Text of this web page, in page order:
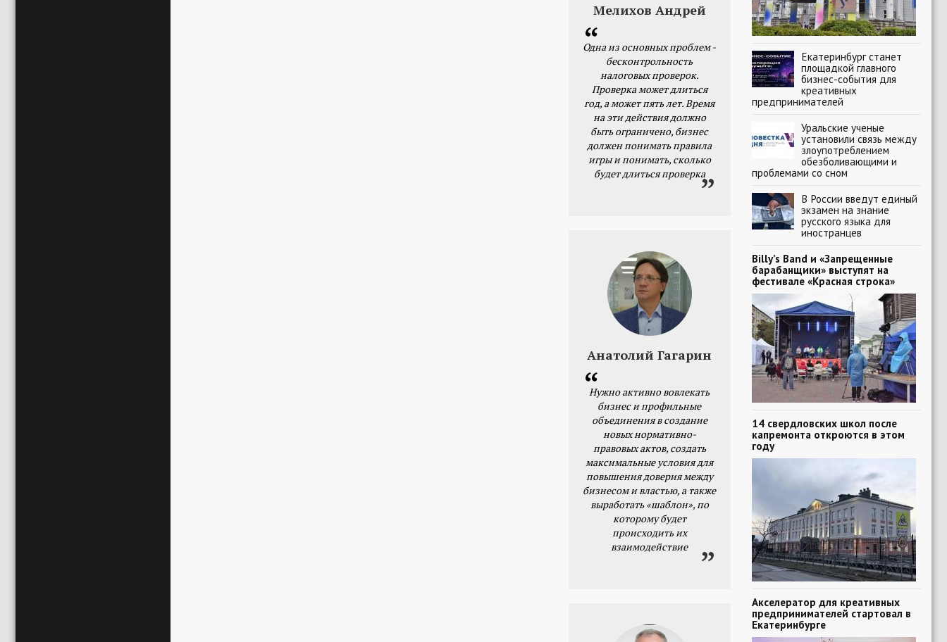
Мелихов Андрей
Одна из основных проблем -
бесконтрольность
налоговых проверок.
Проверка может длиться
год, а может пять лет. Время
на эти действия должно
быть ограничено, бизнес
должен понимать правила
игры и понимать, сколько
будет длиться проверка
Анатолий Гагарин
Нужно активно вовлекать
бизнес и профильные
объединения в создание
новых нормативно-
правовых актов, создать
максимальные условия для
повышения доверия между
бизнесом и властью, а также
выработать «шаблон», по
которому будет
происходить их
взаимодействие
Екатеринбург станет
площадкой главного
бизнес-события для
креативных
предпринимателей
Уральские ученые
установили связь между
злоупотреблением
обезболивающими и
проблемами со сном
В России введут единый
экзамен на знание
русского языка для
иностранцев
Billy’s Band и «Запрещенные
барабанщики» выступят на
фестивале «Красная строка»
14 свердловских школ после
капремонта откроются в этом
году
Акселератор для креативных
предпринимателей стартовал в
Екатеринбурге